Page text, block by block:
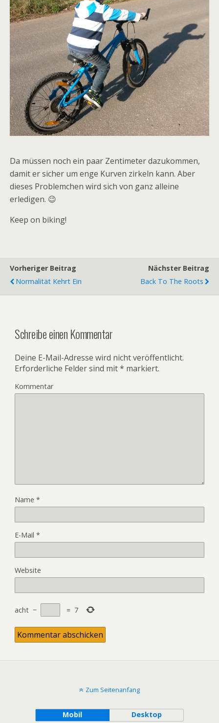
Da müssen noch ein paar Zentimeter dazukommen,
damit er sicher um enge Kurven zirkeln kann. Aber
dieses Problemchen wird sich von ganz alleine
erledigen. 😉
Keep on biking!
Vorheriger Beitrag
Normalität Kehrt Ein
Nächster Beitrag
Back To The Roots
Schreibe einen Kommentar
Deine E-Mail-Adresse wird nicht veröffentlicht.
Erforderliche Felder sind mit* markiert.
Kommentar
Name *
E-Mail *
Website
acht − = 7
Zum Seitenanfang
Mobil Desktop